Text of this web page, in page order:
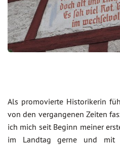
Als promovierte Historikerin
von den vergangenen Zeiten
ich mich seit Beginn meiner
im Landtag gerne und mit